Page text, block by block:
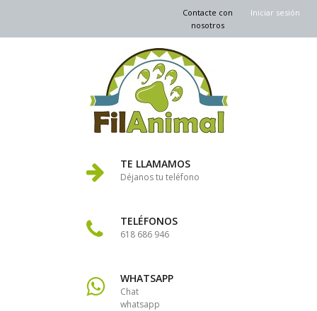
Iniciar sesión
Contacte con
nosotros
TE LLAMAMOS
Déjanos tu teléfono
TELÉFONOS
618 686 946
WHATSAPP
Chat
whatsapp